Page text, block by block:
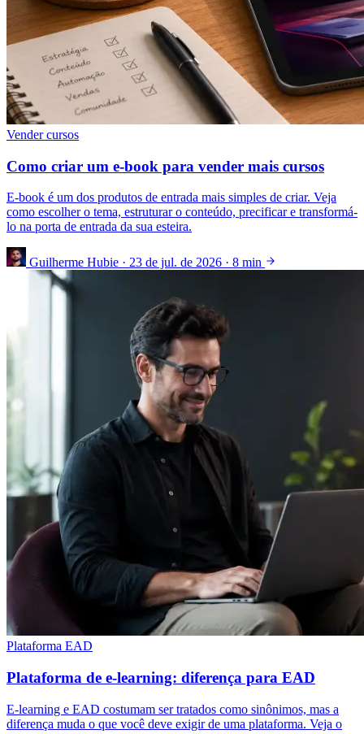
Vender cursos
Como criar um e-book para vender mais cursos
E-book é um dos produtos de entrada mais simples de criar. Veja
como escolher o tema, estruturar o conteúdo, precificar e transformá-
lo na porta de entrada da sua esteira.
Guilherme Hubie · 23 de jul. de 2026 · 8 min
Plataforma EAD
Plataforma de e-learning: diferença para EAD
E-learning e EAD costumam ser tratados como sinônimos, mas a
diferença muda o que você deve exigir de uma plataforma. Veja o